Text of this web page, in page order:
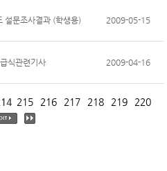
설문조사결과 (학생용) 2009-05-15
식관련기사 2009-04-16
215 216 217 218 219 220